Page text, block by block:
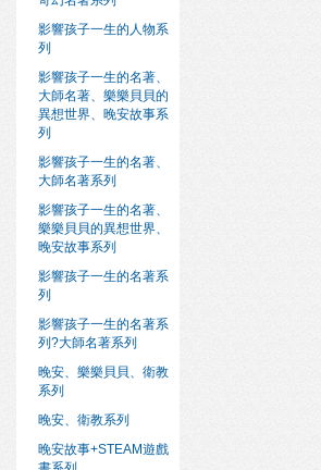
影響孩子一生的人物系
列
影響孩子一生的名著、
大師名著、樂樂貝貝的
異想世界、晚安故事系
列
影響孩子一生的名著、
大師名著系列
影響孩子一生的名著、
樂樂貝貝的異想世界、
晚安故事系列
影響孩子一生的名著系
列
影響孩子一生的名著系
列?大師名著系列
晚安、樂樂貝貝、衛教
系列
晚安、衛教系列
晚安故事+STEAM遊戲